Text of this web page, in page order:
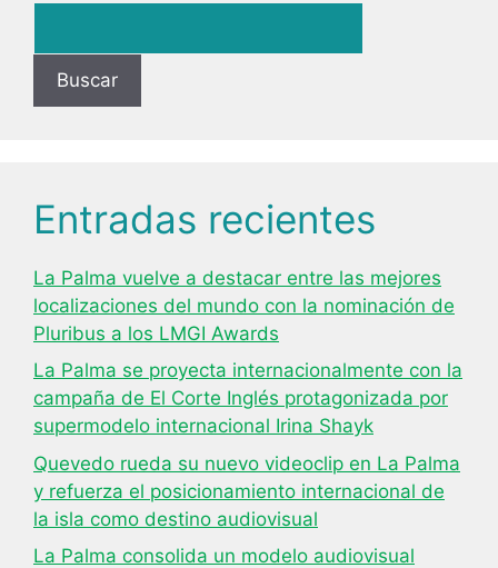
Buscar
Entradas recientes
La Palma vuelve a destacar entre las mejores
localizaciones del mundo con la nominación de
Pluribus a los LMGI Awards
La Palma se proyecta internacionalmente con la
campaña de El Corte Inglés protagonizada por
supermodelo internacional Irina Shayk
Quevedo rueda su nuevo videoclip en La Palma
y refuerza el posicionamiento internacional de
la isla como destino audiovisual
La Palma consolida un modelo audiovisual